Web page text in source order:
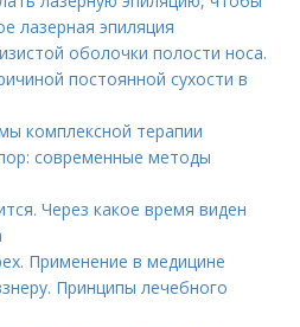
лазерная эпиляция
оболочки полости носа.
постоянной сухости в
комплексной терапии
современные методы
Через какое время виден
Применение в медицине
Принципы лечебного